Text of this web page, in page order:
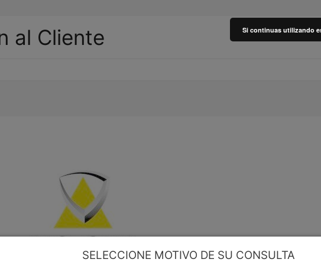
al Cliente Si continuas utilizando
SELECCIONE MOTIVO DE SU CONSULTA